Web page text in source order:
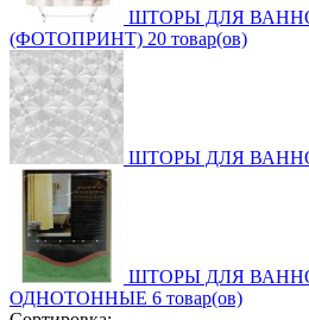
ШТОРЫ ДЛЯ
(ФОТОПРИНТ) 20 товар(ов)
ШТОРЫ ДЛЯ
ШТОРЫ ДЛЯ
ОДНОТОННЫЕ 6 товар(ов)